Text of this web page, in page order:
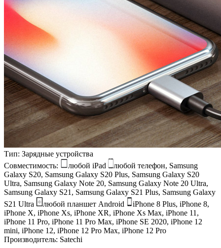
Тип: Зарядные устройства
Совместимость:
любой iPad
любой телефон, Samsung
Galaxy S20, Samsung Galaxy S20 Plus, Samsung Galaxy S20
Ultra, Samsung Galaxy Note 20, Samsung Galaxy Note 20 Ultra,
Samsung Galaxy S21, Samsung Galaxy S21 Plus, Samsung Galaxy
S21 Ultra
любой планшет Android
iPhone 8 Plus, iPhone 8,
iPhone X, iPhone Xs, iPhone XR, iPhone Xs Max, iPhone 11,
iPhone 11 Pro, iPhone 11 Pro Max, iPhone SE 2020, iPhone 12
mini, iPhone 12, iPhone 12 Pro Max, iPhone 12 Pro
Производитель: Satechi